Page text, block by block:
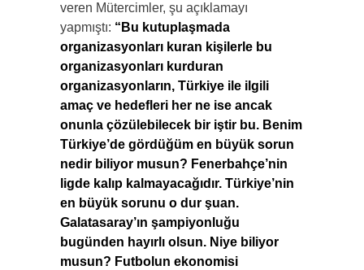
veren Mütercimler, şu açıklamayı
yapmıştı: “Bu kutuplaşmada
organizasyonları kuran kişilerle bu
organizasyonları kurduran
organizasyonların, Türkiye ile ilgili
amaç ve hedefleri her ne ise ancak
onunla çözülebilecek bir iştir bu. Benim
Türkiye’de gördüğüm en büyük sorun
nedir biliyor musun? Fenerbahçe’nin
ligde kalıp kalmayacağıdır. Türkiye’nin
en büyük sorunu o dur şuan.
Galatasaray’ın şampiyonluğu
bugünden hayırlı olsun. Niye biliyor
musun? Futbolun ekonomisi